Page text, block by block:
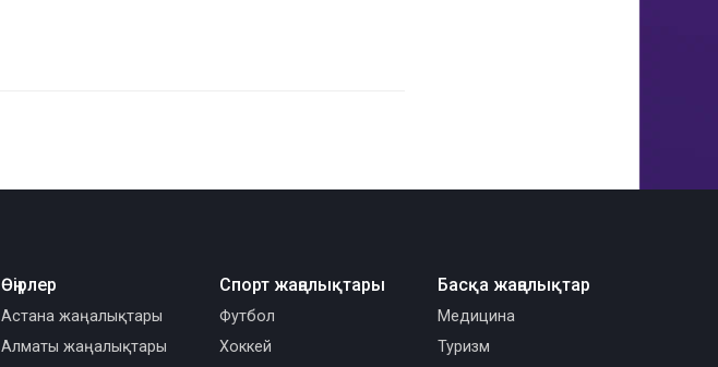
Өңірлер
Астана жаңалықтары
Алматы жаңалықтары
Спорт жаңалықтары
Футбол
Хоккей
Басқа жаңалықтар
Медицина
Туризм